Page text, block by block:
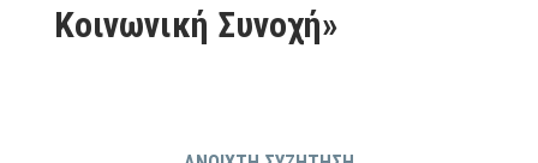
Κοινωνική Συνοχή»